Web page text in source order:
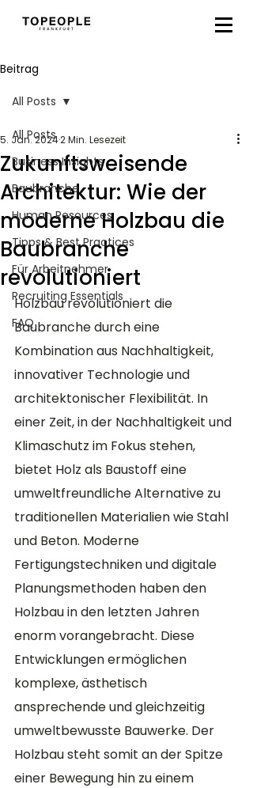
Beitrag
All Posts
Business Insights
Baubranche
Human Resources
Tipps & Best Practices
Für Arbeitnehmer
Recruiting Essentials
FAQ
All Posts
Zukunftsweisende
Architektur: Wie der
moderne Holzbau die
Baubranche
revolutioniert
5. Jan. 20242 Min. Lesezeit
Holzbau revolutioniert die
Baubranche durch eine
Kombination aus Nachhaltigkeit,
innovativer Technologie und
architektonischer Flexibilität. In
einer Zeit, in der Nachhaltigkeit und
Klimaschutz im Fokus stehen,
bietet Holz als Baustoff eine
umweltfreundliche Alternative zu
traditionellen Materialien wie Stahl
und Beton. Moderne
Fertigungstechniken und digitale
Planungsmethoden haben den
Holzbau in den letzten Jahren
enorm vorangebracht. Diese
Entwicklungen ermöglichen
komplexe, ästhetisch
ansprechende und gleichzeitig
umweltbewusste Bauwerke. Der
Holzbau steht somit an der Spitze
einer Bewegung hin zu einem